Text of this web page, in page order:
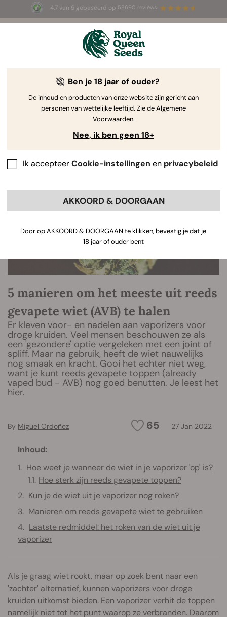
4.7 van 5 gebaseerd op 58690 reviews
3 White Widow Auto zaadjesGRATIS voor de
The RQS Blog
Cannabis Lifestyle Blogs
5 manieren om het meeste uit reeds
gevapete wiet (AVB) te halen
Er kleven voor- en nadelen aan vaporizers voor
droge kruiden. Veel mensen beschouwen ze als
een 'gezondere' optie vergeleken met een joint of
spliff. Maar na gebruik, heeft de wiet nauwelijks
nog smaak en kracht. Gooi het echter niet weg,
want je kunt reeds gevapete toppen (already
vaped bud - AVB) nog goed benutten. Je leest het
hier.
65 27 Jan 2022
By Miguel Ordoñez
Inhoud:
Hoe weet je wanneer de wiet in je vaporizer 'op' is?
Hoe sterk zijn reeds gevapete toppen?
Kun je de wiet uit je vaporizer nog roken?
Manieren om reeds gevapete wiet te gebruiken
Laatste redmiddel: het roken van de wiet uit je
vaporizer
Als je graag wiet rookt, maar op zoek bent naar een
'zachter' alternatief, kunnen vaporizers voor droge
kruiden uitkomst bieden. Een vaporizer verhit de toppen
namelijk niet tot het punt waarop ze verbranden. Daarom
Ben je 18 jaar of ouder?
De inhoud en producten van onze website zijn gericht aan
personen van wettelijke leeftijd. Zie de Algemene
Voorwaarden.
Nee, ik ben geen 18+
Ik accepteerCookie-instellingen en privacybeleid
AKKOORD & DOORGAAN
Door op AKKOORD & DOORGAAN te klikken, bevestig je dat je
18 jaar of ouder bent